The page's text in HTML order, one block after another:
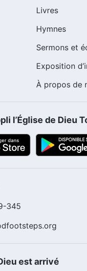
Livres
Hymnes
Sermons et
Exposition
À propos de
l’Église de Dieu
345
est arrivé